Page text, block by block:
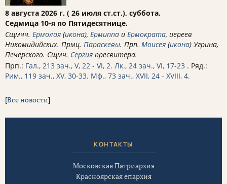
8 августа 2026 г. ( 26 июля ст.ст.), суббота.
Седмица 10-я по Пятидесятнице.
Сщмчч. Ермолая (икона), Ермиппа и Ермократа, иереев
Никомидийских. Прмц. Параскевы. Прп. Моисея (икона) Угрина,
Печерского. Сщмч. Сергия пресвитера.
Прп.: Гал., 213 зач., V, 22 - VI, 2. Лк., 24 зач., VI, 17-23 . Ряд.:
Рим., 119 зач., XV, 30-33. Мф., 73 зач., XVII, 24 - XVIII, 4.
[Все новости]
КОНТАКТЫ
Московская Патриархия
Красноярская епархия